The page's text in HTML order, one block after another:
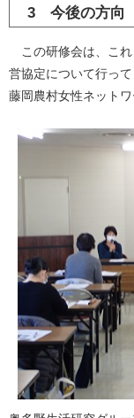
3 今後の方向
この研修会は、これ
営協定について行っ
藤岡農村女性ネット